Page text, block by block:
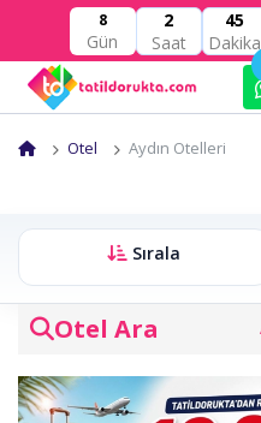
8
Gün
2
Saat
45
Dakika
Otel Aydın Otelleri
Sırala
Otel Ara
Otel veya bölge